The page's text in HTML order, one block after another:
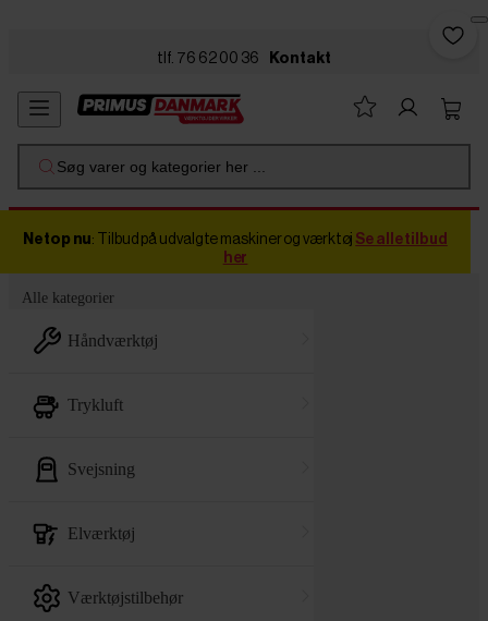
tlf. 76 62 00 36 Kontakt
Søg varer og kategorier her ...
Netop nu: Tilbud på udvalgte maskiner og værktøj Se alle tilbud
her
Alle kategorier
håndværktøj
trykluft
svejsning
elværktøj
værktøjstilbehør